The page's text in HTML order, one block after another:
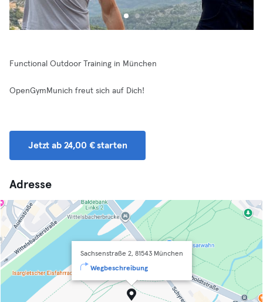
Functional Outdoor Training in München
OpenGymMunich freut sich auf Dich!
Jetzt ab 24,00 € starten
Adresse
Sachsenstraße 2, 81543 München
Wegbeschreibung